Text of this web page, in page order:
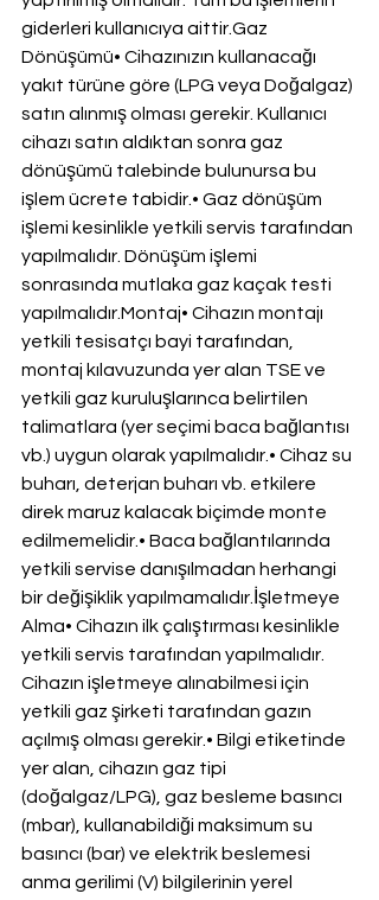
giderleri kullanıcıya aittir.Gaz
Dönüşümü• Cihazınızın kullanacağı
yakıt türüne göre (LPG veya Doğalgaz)
satın alınmış olması gerekir. Kullanıcı
cihazı satın aldıktan sonra gaz
dönüşümü talebinde bulunursa bu
işlem ücrete tabidir.• Gaz dönüşüm
işlemi kesinlikle yetkili servis tarafından
yapılmalıdır. Dönüşüm işlemi
sonrasında mutlaka gaz kaçak testi
yapılmalıdır.Montaj• Cihazın montajı
yetkili tesisatçı bayi tarafından,
montaj kılavuzunda yer alan TSE ve
yetkili gaz kuruluşlarınca belirtilen
talimatlara (yer seçimi baca bağlantısı
vb.) uygun olarak yapılmalıdır.• Cihaz su
buharı, deterjan buharı vb. etkilere
direk maruz kalacak biçimde monte
edilmemelidir.• Baca bağlantılarında
yetkili servise danışılmadan herhangi
bir değişiklik yapılmamalıdır.İşletmeye
Alma• Cihazın ilk çalıştırması kesinlikle
yetkili servis tarafından yapılmalıdır.
Cihazın işletmeye alınabilmesi için
yetkili gaz şirketi tarafından gazın
açılmış olması gerekir.• Bilgi etiketinde
yer alan, cihazın gaz tipi
(doğalgaz/LPG), gaz besleme basıncı
(mbar), kullanabildiği maksimum su
basıncı (bar) ve elektrik beslemesi
anma gerilimi (V) bilgilerinin yerel